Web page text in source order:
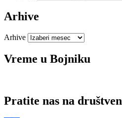
Arhive
Arhive
Vreme u Bojniku
Pratite nas na